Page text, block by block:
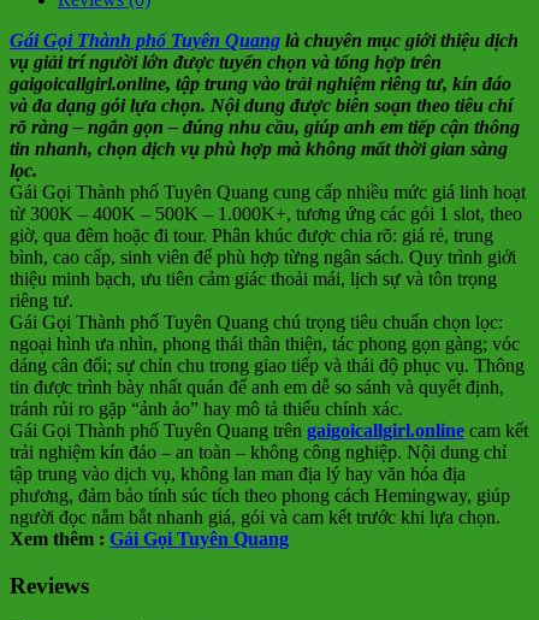
Gái Gọi Thành phố Tuyên Quang là chuyên mục giới thiệu dịch
vụ giải trí người lớn được tuyển chọn và tổng hợp trên
gaigoicallgirl.online, tập trung vào trải nghiệm riêng tư, kín đáo
và đa dạng gói lựa chọn. Nội dung được biên soạn theo tiêu chí
rõ ràng – ngắn gọn – đúng nhu cầu, giúp anh em tiếp cận thông
tin nhanh, chọn dịch vụ phù hợp mà không mất thời gian sàng
lọc.
Gái Gọi Thành phố Tuyên Quang cung cấp nhiều mức giá linh hoạt
từ 300K – 400K – 500K – 1.000K+, tương ứng các gói 1 slot, theo
giờ, qua đêm hoặc đi tour. Phân khúc được chia rõ: giá rẻ, trung
bình, cao cấp, sinh viên để phù hợp từng ngân sách. Quy trình giới
thiệu minh bạch, ưu tiên cảm giác thoải mái, lịch sự và tôn trọng
riêng tư.
Gái Gọi Thành phố Tuyên Quang chú trọng tiêu chuẩn chọn lọc:
ngoại hình ưa nhìn, phong thái thân thiện, tác phong gọn gàng; vóc
dáng cân đối; sự chỉn chu trong giao tiếp và thái độ phục vụ. Thông
tin được trình bày nhất quán để anh em dễ so sánh và quyết định,
tránh rủi ro gặp “ảnh ảo” hay mô tả thiếu chính xác.
Gái Gọi Thành phố Tuyên Quang trên gaigoicallgirl.online cam kết
trải nghiệm kín đáo – an toàn – không công nghiệp. Nội dung chỉ
tập trung vào dịch vụ, không lan man địa lý hay văn hóa địa
phương, đảm bảo tính súc tích theo phong cách Hemingway, giúp
người đọc nắm bắt nhanh giá, gói và cam kết trước khi lựa chọn.
Xem thêm : Gái Gọi Tuyên Quang
Reviews